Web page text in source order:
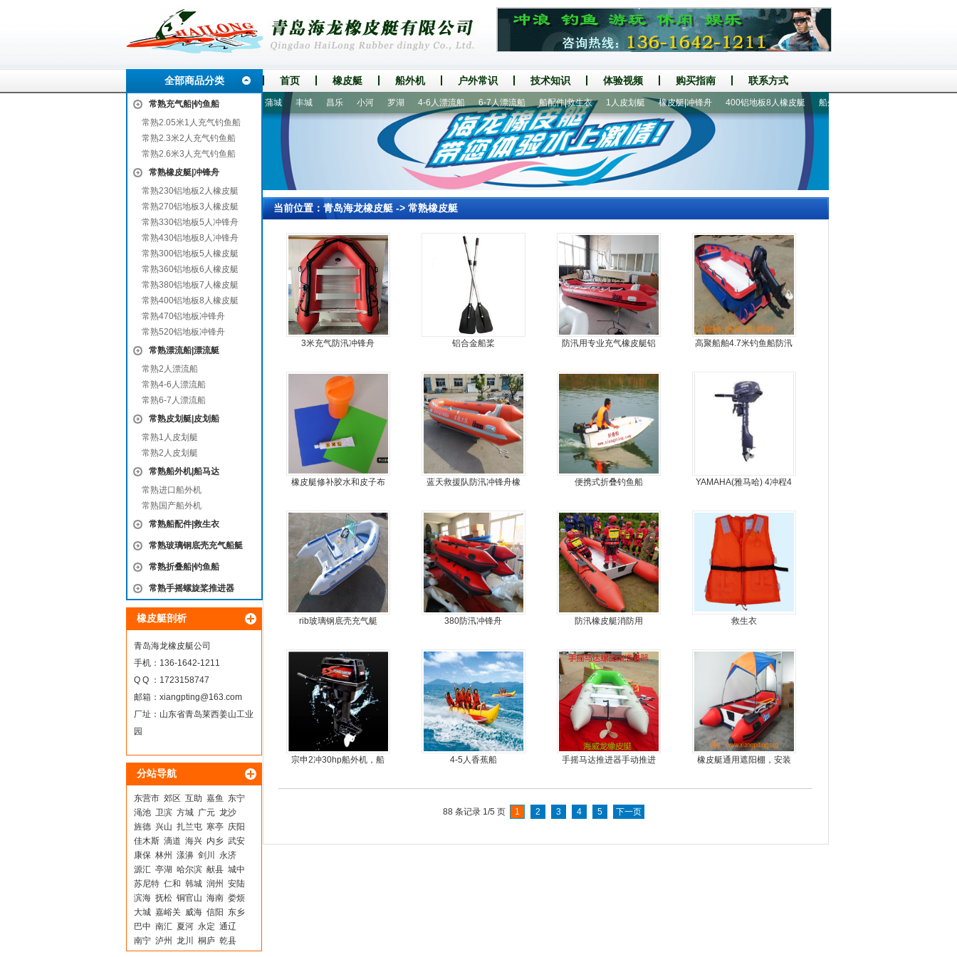
全部商品分类 首页 橡皮艇 船外机 户外常识 技术知识 体验视频 购买指南 联系方式
常熟充气船|钓鱼船
常熟2.05米1人充气钓鱼船
常熟2.3米2人充气钓鱼船
常熟2.6米3人充气钓鱼船
常熟橡皮艇|冲锋舟
常熟230铝地板2人橡皮艇
常熟270铝地板3人橡皮艇
常熟330铝地板5人冲锋舟
常熟430铝地板8人冲锋舟
常熟300铝地板5人橡皮艇
常熟360铝地板6人橡皮艇
常熟380铝地板7人橡皮艇
常熟400铝地板8人橡皮艇
常熟470铝地板冲锋舟
常熟520铝地板冲锋舟
常熟漂流船|漂流艇
常熟2人漂流船
常熟4-6人漂流船
常熟6-7人漂流船
常熟皮划艇|皮划船
常熟1人皮划艇
常熟2人皮划艇
常熟船外机|船马达
常熟进口船外机
常熟国产船外机
常熟船配件|救生衣
常熟玻璃钢底壳充气船艇
常熟折叠船|钓鱼船
常熟手摇螺旋桨推进器
橡皮艇剖析
青岛海龙橡皮艇公司
手机：136-1642-1211
Q Q ：1723158747
邮箱： xiangpting@163.com
厂址：山东省青岛莱西姜山工业
园
分站导航
东营市 郊区 互助 嘉鱼
东宁
渑池 卫滨 方城 广元 龙沙
旌德 兴山 扎兰屯 寒亭 庆阳
佳木斯 滴道 海兴 内乡 武安
康保 林州 漾濞 剑川
永济
源汇 亭湖 哈尔滨 献县 城中
苏尼特 仁和 韩城 润州 安陆
滨海 抚松 铜官山 海南 娄烦
大城 嘉峪关 威海 信阳
东乡
巴中 南汇 夏河 永定 通辽
南宁 泸州 龙川 桐庐 乾县
永州 达拉特旗 富裕 丰城 昌乐 小河 罗湖 4-6人漂流船 6-7人漂流船 船配件|救生衣 1人皮划艇 橡皮艇|冲锋舟 400铝地板8人橡皮艇 船外机|船马达
当前位置： 青岛海龙橡皮艇-> 常熟橡皮艇
3米充气防汛冲锋舟 铝合金船桨
防汛用专业充气橡皮艇铝
高聚船舶4.7米钓鱼船防汛
橡皮艇修补胶水和皮子布
蓝天救援队防汛冲锋舟橡
便携式折叠钓鱼船
YAMAHA(雅马哈) 4冲程4
rib玻璃钢底壳充气艇 380防汛冲锋舟 防汛橡皮艇消防用 救生衣
宗申2冲30hp船外机，船
4-5人香蕉船
手摇马达推进器手动推进
橡皮艇通用遮阳棚，安装
88 条记录 1/5 页
1 2 3 4 5 下一页